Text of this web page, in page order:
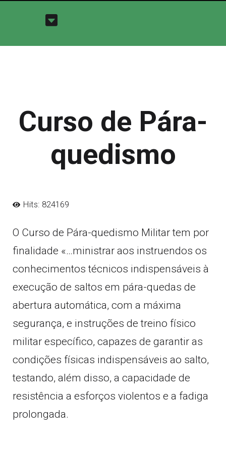
Curso de Pára-
quedismo
Hits: 824169
O Curso de Pára-quedismo Militar tem por
finalidade «…ministrar aos instruendos os
conhecimentos técnicos indispensáveis à
execução de saltos em pára-quedas de
abertura automática, com a máxima
segurança, e instruções de treino físico
militar específico, capazes de garantir as
condições físicas indispensáveis ao salto,
testando, além disso, a capacidade de
resistência a esforços violentos e a fadiga
prolongada.